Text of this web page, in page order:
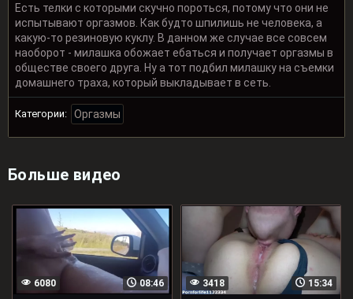
Есть телки с которыми скучно пороться, потому что они не
испытывают оргазмов. Как будто шпилишь не человека, а
какую-то резиновую куклу. В данном же случае все совсем
наоборот - милашка обожает ебаться и получает оргазмы в
обществе своего друга. Ну а тот подбил милашку на съемки
домашнего траха, который выкладывает в сеть.
Категории: Оргазмы
Больше видео
08:46
6080 15:34
3418